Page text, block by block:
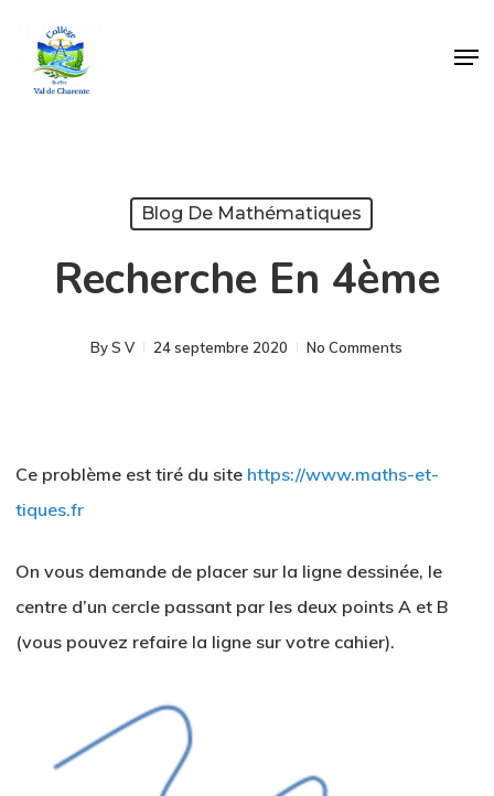
main
Blog De Mathématiques
Recherche En 4ème
By S V 24 septembre 2020 No Comments
Ce problème est tiré du site https://www.maths-et-
tiques.fr
On vous demande de placer sur la ligne dessinée, le
centre d’un cercle passant par les deux points A et B
(vous pouvez refaire la ligne sur votre cahier).
Close